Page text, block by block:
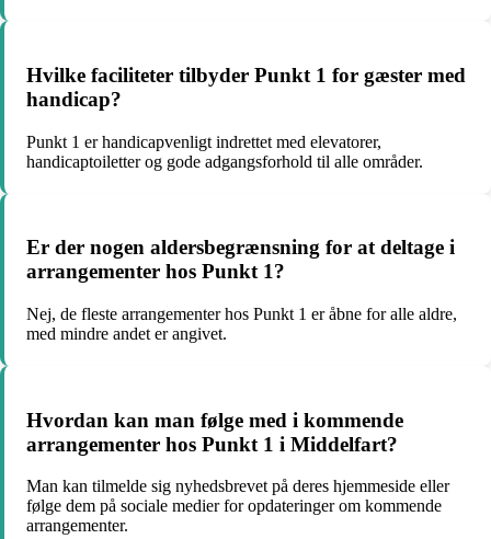
Hvilke faciliteter tilbyder Punkt 1 for gæster med
handicap?
Punkt 1 er handicapvenligt indrettet med elevatorer,
handicaptoiletter og gode adgangsforhold til alle områder.
Er der nogen aldersbegrænsning for at deltage i
arrangementer hos Punkt 1?
Nej, de fleste arrangementer hos Punkt 1 er åbne for alle aldre,
med mindre andet er angivet.
Hvordan kan man følge med i kommende
arrangementer hos Punkt 1 i Middelfart?
Man kan tilmelde sig nyhedsbrevet på deres hjemmeside eller
følge dem på sociale medier for opdateringer om kommende
arrangementer.